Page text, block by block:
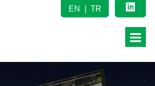
EN TR